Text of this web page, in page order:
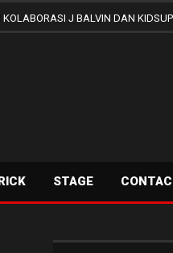
J BALVIN DAN
STAGE